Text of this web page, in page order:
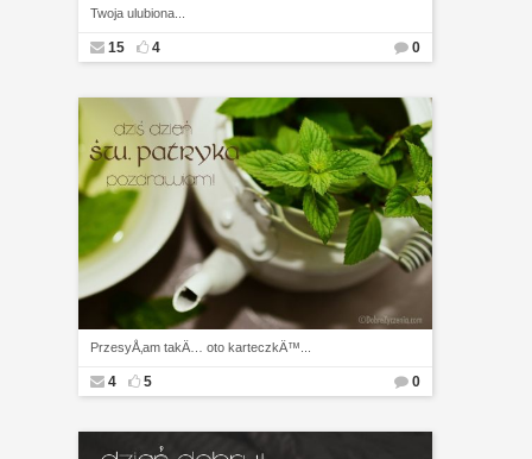
Twoja ulubiona...
15 4 0
PrzesyÅ‚am takÄ… oto karteczkÄ™...
4 5 0